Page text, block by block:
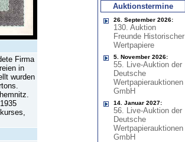
Firma
in
wurden
Auktionstermine
26. September 2026:
130. Auktion
Freunde Historischer
Wertpapiere
5. November 2026:
55. Live-Auktion der
Deutsche
Wertpapierauktionen
GmbH
14. Januar 2027:
56. Live-Auktion der
Deutsche
Wertpapierauktionen
GmbH